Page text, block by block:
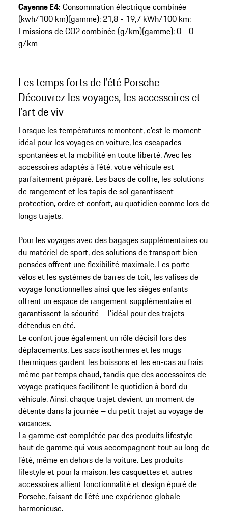
Cayenne E4: Consommation électrique combinée
(kwh/100 km)(gamme): 21,8 - 19,7 kWh/100 km;
Emissions de CO2 combinée (g/km)(gamme): 0 - 0
g/km
Les temps forts de l'été Porsche –
Découvrez les voyages, les accessoires et
l'art de viv
Lorsque les températures remontent, c’est le moment
idéal pour les voyages en voiture, les escapades
spontanées et la mobilité en toute liberté. Avec les
accessoires adaptés à l’été, votre véhicule est
parfaitement préparé. Les bacs de coffre, les solutions
de rangement et les tapis de sol garantissent
protection, ordre et confort, au quotidien comme lors de
longs trajets.
Pour les voyages avec des bagages supplémentaires ou
du matériel de sport, des solutions de transport bien
pensées offrent une flexibilité maximale. Les porte-
vélos et les systèmes de barres de toit, les valises de
voyage fonctionnelles ainsi que les sièges enfants
offrent un espace de rangement supplémentaire et
garantissent la sécurité – l’idéal pour des trajets
détendus en été.
Le confort joue également un rôle décisif lors des
déplacements. Les sacs isothermes et les mugs
thermiques gardent les boissons et les en-cas au frais
même par temps chaud, tandis que des accessoires de
voyage pratiques facilitent le quotidien à bord du
véhicule. Ainsi, chaque trajet devient un moment de
détente dans la journée – du petit trajet au voyage de
vacances.
La gamme est complétée par des produits lifestyle
haut de gamme qui vous accompagnent tout au long de
l’été, même en dehors de la voiture. Les produits
lifestyle et pour la maison, les casquettes et autres
accessoires allient fonctionnalité et design épuré de
Porsche, faisant de l’été une expérience globale
harmonieuse.